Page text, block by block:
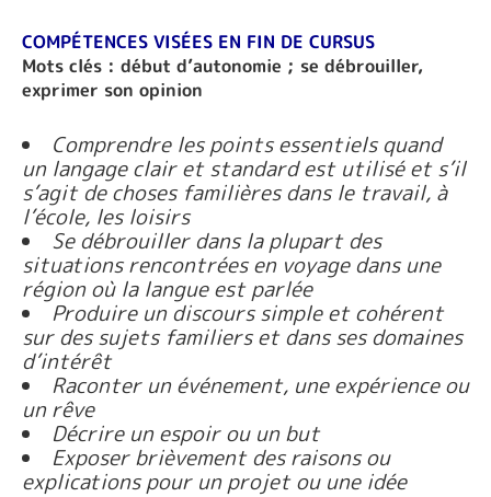
COMPÉTENCES VISÉES EN FIN DE CURSUS
Mots clés : début d’autonomie ; se débrouiller,
exprimer son opinion
Comprendre les points essentiels quand
un langage clair et standard est utilisé et s’il
s’agit de choses familières dans le travail, à
l’école, les loisirs
Se débrouiller dans la plupart des
situations rencontrées en voyage dans une
région où la langue est parlée
Produire un discours simple et cohérent
sur des sujets familiers et dans ses domaines
d’intérêt
Raconter un événement, une expérience ou
un rêve
Décrire un espoir ou un but
Exposer brièvement des raisons ou
explications pour un projet ou une idée